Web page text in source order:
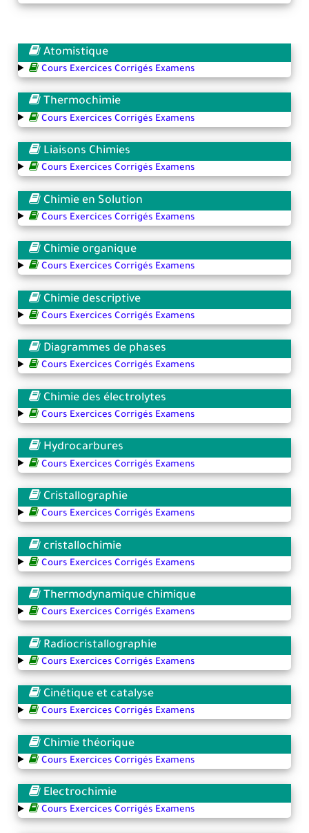
Atomistique
Cours Exercices Corrigés Examens
Thermochimie
Cours Exercices Corrigés Examens
Liaisons Chimies
Cours Exercices Corrigés Examens
Chimie en Solution
Cours Exercices Corrigés Examens
Chimie organique
Cours Exercices Corrigés Examens
Chimie descriptive
Cours Exercices Corrigés Examens
Diagrammes de phases
Cours Exercices Corrigés Examens
Chimie des électrolytes
Cours Exercices Corrigés Examens
Hydrocarbures
Cours Exercices Corrigés Examens
Cristallographie
Cours Exercices Corrigés Examens
cristallochimie
Cours Exercices Corrigés Examens
Thermodynamique chimique
Cours Exercices Corrigés Examens
Radiocristallographie
Cours Exercices Corrigés Examens
Cinétique et catalyse
Cours Exercices Corrigés Examens
Chimie théorique
Cours Exercices Corrigés Examens
Electrochimie
Cours Exercices Corrigés Examens